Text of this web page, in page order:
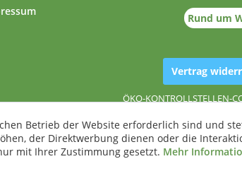
Rund um
Vertrag
ÖKO-KONTROLLSTELLEN-
Betrieb der Website erforderlich sind und
der Direktwerbung dienen oder die
mit Ihrer Zustimmung gesetzt. Mehr